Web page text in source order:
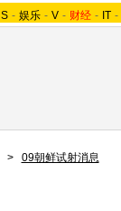
S - 娱乐 - V - 财经 - IT -
> 09朝鲜试射消息